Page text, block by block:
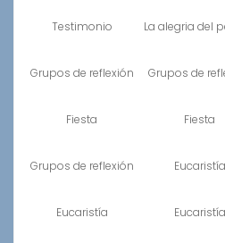
Testimonio La alegria del
Grupos de reflexión Grupos de
Fiesta Fiesta
Grupos de reflexión Eucaristía
Eucaristía Eucaristía